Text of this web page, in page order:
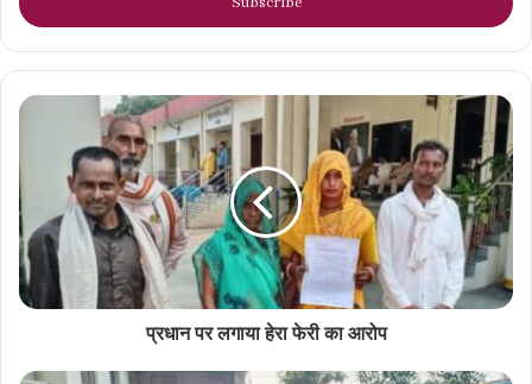
address
प्रधान पर लगाया हेरा फेरी का आरोप